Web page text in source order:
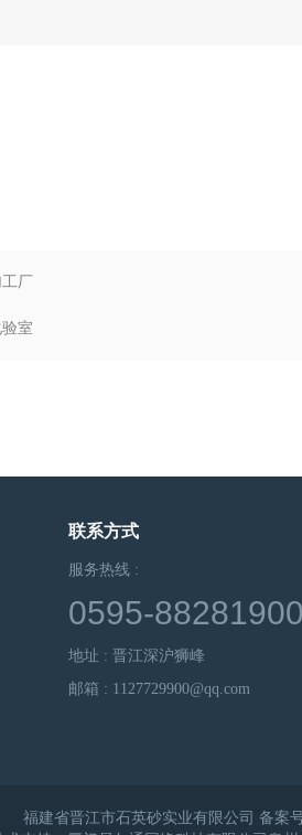
厂
室
联系方式
服务热线 :
0595-88281900
地址 : 晋江深沪狮峰
邮箱 : 1127729900@qq.com
福建省晋江市石英砂实业有限公司 备案